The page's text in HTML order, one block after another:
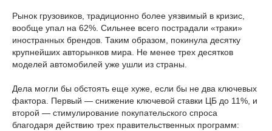
Рынок грузовиков, традиционно более уязвимый в кризис,
вообще упал на 62%. Сильнее всего пострадали «траки»
иностранных брендов. Таким образом, покинула десятку
крупнейших авторынков мира. Не менее трех десятков
моделей автомобилей уже ушли из страны.
Дела могли бы обстоять еще хуже, если бы не два ключевых
фактора. Первый — снижение ключевой ставки ЦБ до 11%, и
второй — стимулирование покупательского спроса
благодаря действию трех правительственных программ: